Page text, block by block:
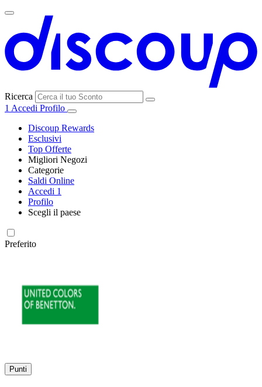
Ricerca
1 Accedi Profilo
Discoup Rewards
Esclusivi
Top Offerte
Migliori Negozi
SHEIN
eBay
Categorie
Elettronica e
e Accessori
Saldi Online
Accedi 1
Profilo
Scegli il paese
Preferito
Punti